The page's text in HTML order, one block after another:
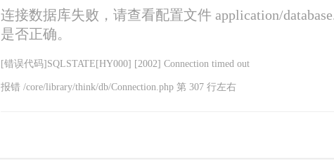
连接数据库失败，请查看配置文件 application/
是否正确。
[错误代码]SQLSTATE[HY000] [2002] Connection timed out
报错 /core/library/think/db/Connection.php 第 307 行左右